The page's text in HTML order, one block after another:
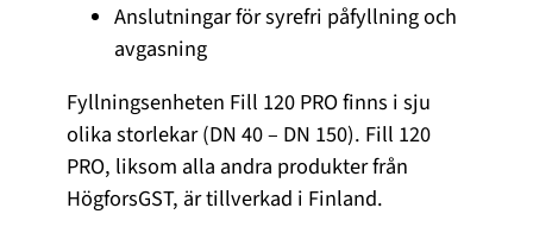
Anslutningar för syrefri påfyllning och
avgasning
Fyllningsenheten Fill 120 PRO finns i sju
olika storlekar (DN 40 – DN 150). Fill 120
PRO, liksom alla andra produkter från
HögforsGST, är tillverkad i Finland.